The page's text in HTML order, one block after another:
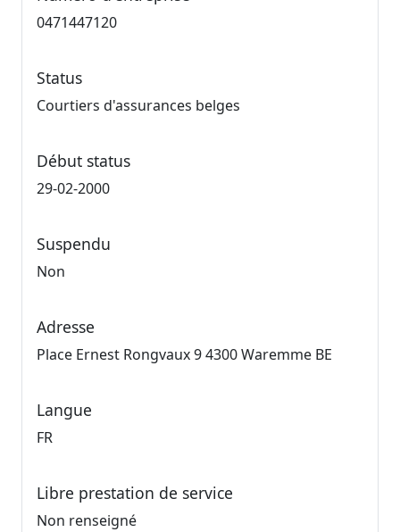
0471447120
Status
Courtiers d'assurances belges
Début status
29-02-2000
Suspendu
Non
Adresse
Place Ernest Rongvaux 9 4300 Waremme BE
Langue
FR
Libre prestation de service
Non renseigné